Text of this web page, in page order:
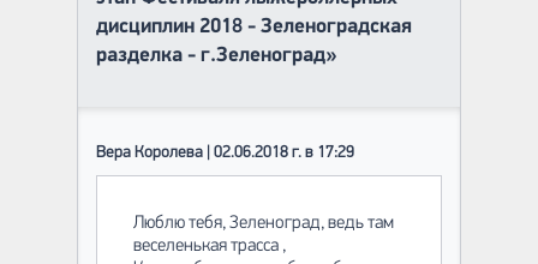
дисциплин 2018 - Зеленоградская
разделка - г.Зеленоград»
Вера Королева | 02.06.2018 г. в 17:29
Люблю тебя, Зеленоград, ведь там
веселенькая трасса ,